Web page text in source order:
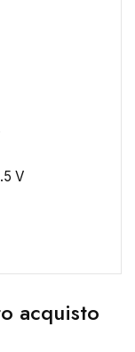
V
acquisto